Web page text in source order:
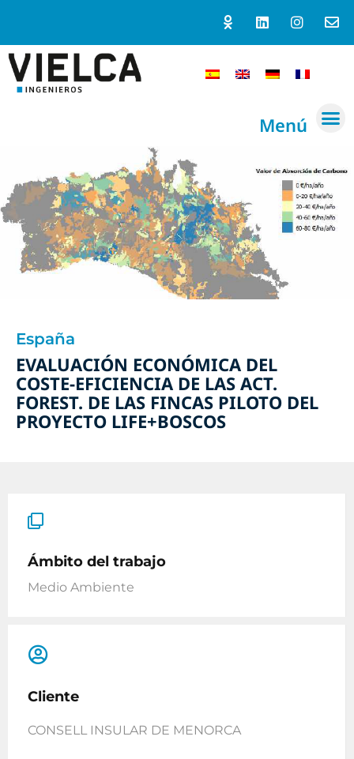
Menú
España
EVALUACIÓN ECONÓMICA DEL
COSTE-EFICIENCIA DE LAS ACT.
FOREST. DE LAS FINCAS PILOTO DEL
PROYECTO LIFE+BOSCOS
Ámbito del trabajo
Medio Ambiente
Cliente
CONSELL INSULAR DE MENORCA